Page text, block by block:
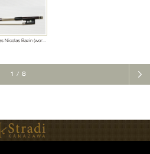
Charles Nicolas Bazin (work shop)
1 / 8